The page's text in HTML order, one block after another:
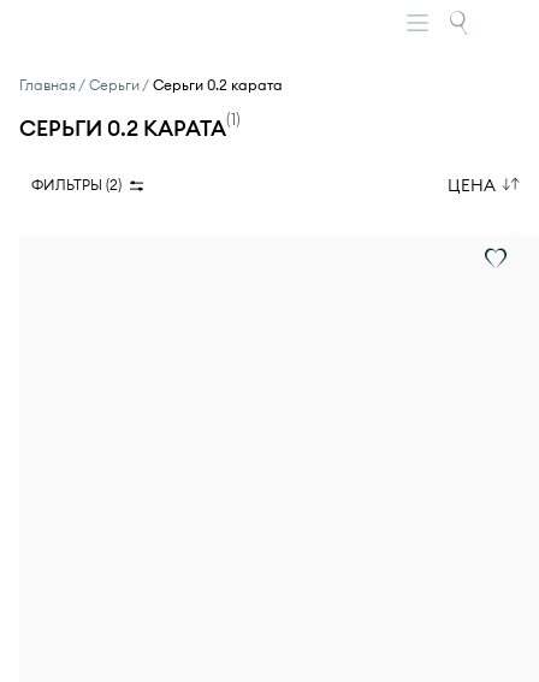
Главная Серьги Серьги 0.2 карата
СЕРЬГИ 0.2 КАРАТА(1)
ФИЛЬТРЫ (2) ЦЕНА